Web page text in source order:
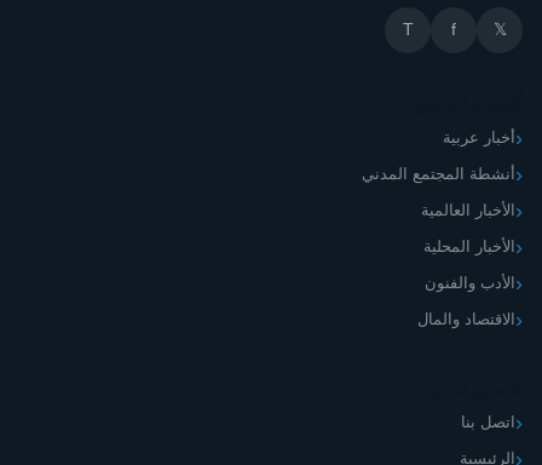
𝕏
f
T
أخبار عربية
أنشطة المجتمع المدني
الأخبار العالمية
الأخبار المحلية
الأدب والفنون
الاقتصاد والمال
اتصل بنا
الرئيسية